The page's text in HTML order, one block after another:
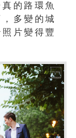
的路環魚
多變的城
片變得豐